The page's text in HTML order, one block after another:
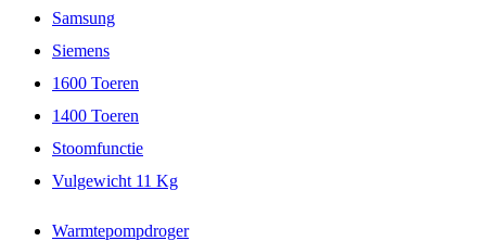
Samsung
Siemens
1600 Toeren
1400 Toeren
Stoomfunctie
Vulgewicht 11 Kg
Warmtepompdroger